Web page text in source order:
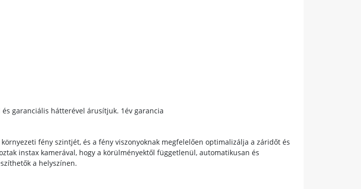
garanciális hátterével árusítjuk. 1év garancia
fény szintjét, és a fény viszonyoknak megfelelően optimalizálja a záridőt és
instax kamerával, hogy a körülményektől függetlenül, automatikusan és
a helyszínen.